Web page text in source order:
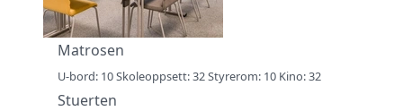
Matrosen
U-bord: 10 Skoleoppsett: 32 Styrerom: 10 Kino: 32
Stuerten